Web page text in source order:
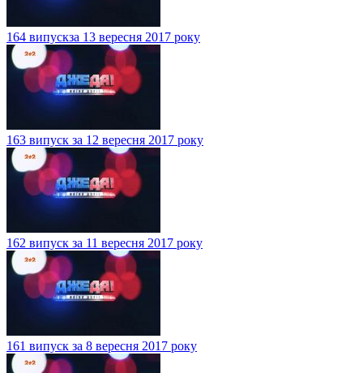
164 випускза 13 вересня 2017 року
163 випуск за 12 вересня 2017 року
162 випуск за 11 вересня 2017 року
161 випуск за 8 вересня 2017 року